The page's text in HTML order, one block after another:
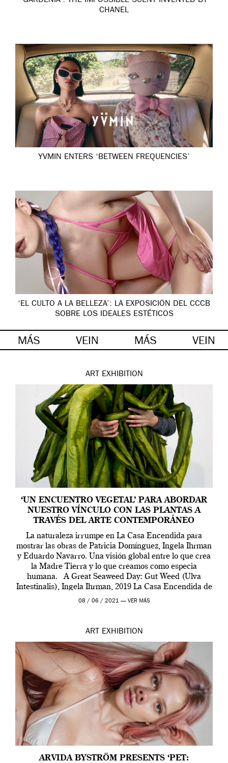
CHANEL
YVMIN ENTERS ‘BETWEEN FREQUENCIES’
‘EL CULTO A LA BELLEZA’: LA EXPOSICIÓN DEL CCCB
SOBRE LOS IDEALES ESTÉTICOS
MÁS VEIN MÁS VEIN
ART EXHIBITION
‘UN ENCUENTRO VEGETAL’ PARA ABORDAR
NUESTRO VÍNCULO CON LAS PLANTAS A
TRAVÉS DEL ARTE CONTEMPORÁNEO
La naturaleza irrumpe en La Casa Encendida para
mostrar las obras de Patricia Domínguez, Ingela Ihrman
y Eduardo Navarro. Una visión global entre lo que crea
la Madre Tierra y lo que creamos como especia
humana. A Great Seaweed Day: Gut Weed (Ulva
Intestinalis), Ingela Ihrman, 2019 La Casa Encendida de
Madrid y la Wellcome […]
08 / 06 / 2021 — VER MÁS
ART EXHIBITION
ARVIDA BYSTRÖM PRESENTS ‘PET: